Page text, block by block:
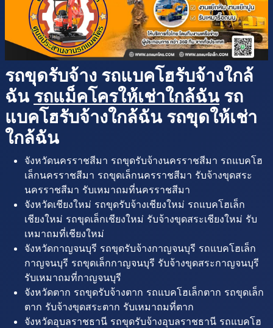
รถขุดรับจ้าง รถแบคโฮรับจ้างใกล้
ฉัน รถแม็คโครให้เช่าใกล้ฉัน รถ
แบคโฮรับจ้างใกล้ฉัน รถขุดให้เช่า
ใกล้ฉัน
จังหวัดนครราชสีมา รถขุดรับจ้างนครราชสีมา รถแบคโฮ
เล็กนครราชสีมา รถขุดเล็กนครราชสีมา รับจ้างขุดสระ
นครราชสีมา รับเหมาถมที่นครราชสีมา
จังหวัดเชียงใหม่ รถขุดรับจ้างเชียงใหม่ รถแบคโฮเล็ก
เชียงใหม่ รถขุดเล็กเชียงใหม่ รับจ้างขุดสระเชียงใหม่ รับ
เหมาถมที่เชียงใหม่
จังหวัดกาญจนบุรี รถขุดรับจ้างกาญจนบุรี รถแบคโฮเล็ก
กาญจนบุรี รถขุดเล็กกาญจนบุรี รับจ้างขุดสระกาญจนบุรี
รับเหมาถมที่กาญจนบุรี
จังหวัดตาก รถขุดรับจ้างตาก รถแบคโฮเล็กตาก รถขุดเล็ก
ตาก รับจ้างขุดสระตาก รับเหมาถมที่ตาก
จังหวัดอุบลราชธานี รถขุดรับจ้างอุบลราชธานี รถแบคโฮ